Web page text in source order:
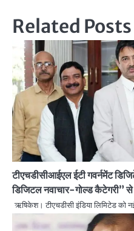
Related Posts
टीएचडीसीआईएल ईटी गवर्नमेंट
डिजिटल नवाचार-गोल्ड कैटेगरी” से
ऋषिकेश। टीएचडीसी इंडिया लिमिटेड को